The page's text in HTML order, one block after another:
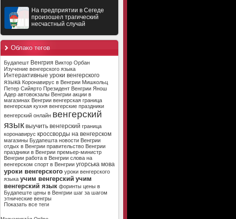
На предприятии в Сегеде
произошел трагический
несчастный случай
Облако тегов
Будапешт Венгрия Виктор Орбан
Изучение венгерского языка
Интерактивные уроки венгерского
языка Коронавирус в Венгрии Мишкольц
Петер Сийярто Президент Венгрии Янош
Адер автовокзалы Венгрии акции в
магазинах Венгрии венгерская граница
венгерская кухня венгерские праздники
венгерский онлайн венгерский
язык выучить венгерский граница
коронавирус кроссворды на венгерском
магазины Будапешта новости Венгрии
отдых в Венгрии правительство Венгрии
праздники в Венгрии премьер-министр
Венгрии работа в Венгрии слова на
венгерском спорт в Венгрии угорська мова
уроки венгерского уроки венгерского
языка учим венгерский учим
венгерский язык форинты цены в
Будапеште цены в Венгрии шаг за шагом
этнические венгры
Показать все теги